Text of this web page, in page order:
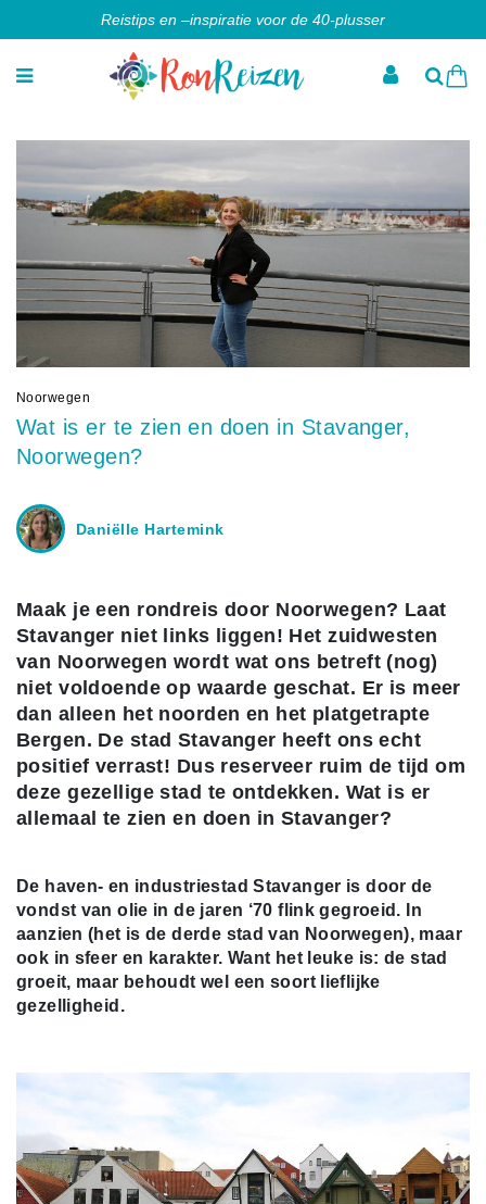
Reistips en –inspiratie voor de 40-plusser
Noorwegen
Wat is er te zien en doen in Stavanger,
Noorwegen?
Daniëlle Hartemink
Maak je een rondreis door Noorwegen? Laat
Stavanger niet links liggen! Het zuidwesten
van Noorwegen wordt wat ons betreft (nog)
niet voldoende op waarde geschat. Er is meer
dan alleen het noorden en het platgetrapte
Bergen. De stad Stavanger heeft ons echt
positief verrast! Dus reserveer ruim de tijd om
deze gezellige stad te ontdekken. Wat is er
allemaal te zien en doen in Stavanger?
De haven- en industriestad Stavanger is door de
vondst van olie in de jaren ‘70 flink gegroeid. In
aanzien (het is de derde stad van Noorwegen), maar
ook in sfeer en karakter. Want het leuke is: de stad
groeit, maar behoudt wel een soort lieflijke
gezelligheid.